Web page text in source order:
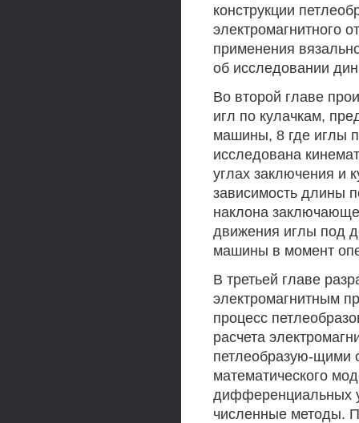
конструкции
электромагнитного
применения
об исследовании
Во второй главе
игл по кулачкам,
машины, 8 где иглы
исследована
углах заключения и
зависимость длины
наклона
движения иглы под
машины в момент
В третьей главе
электромагнитным
процесс
расчета
петлеобразую-щими
математического
дифференциальных
численные методы.